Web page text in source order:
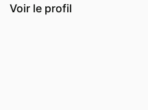
Voir le profil